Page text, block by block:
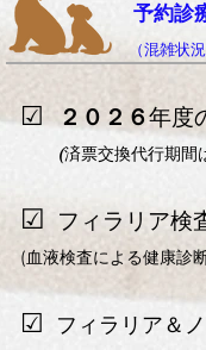
予約診
​
（混雑状
☑ ２０２６年度
(済票交換代行期間
☑ フィラリア検
(血液検査による健康診
☑ フィラリア＆